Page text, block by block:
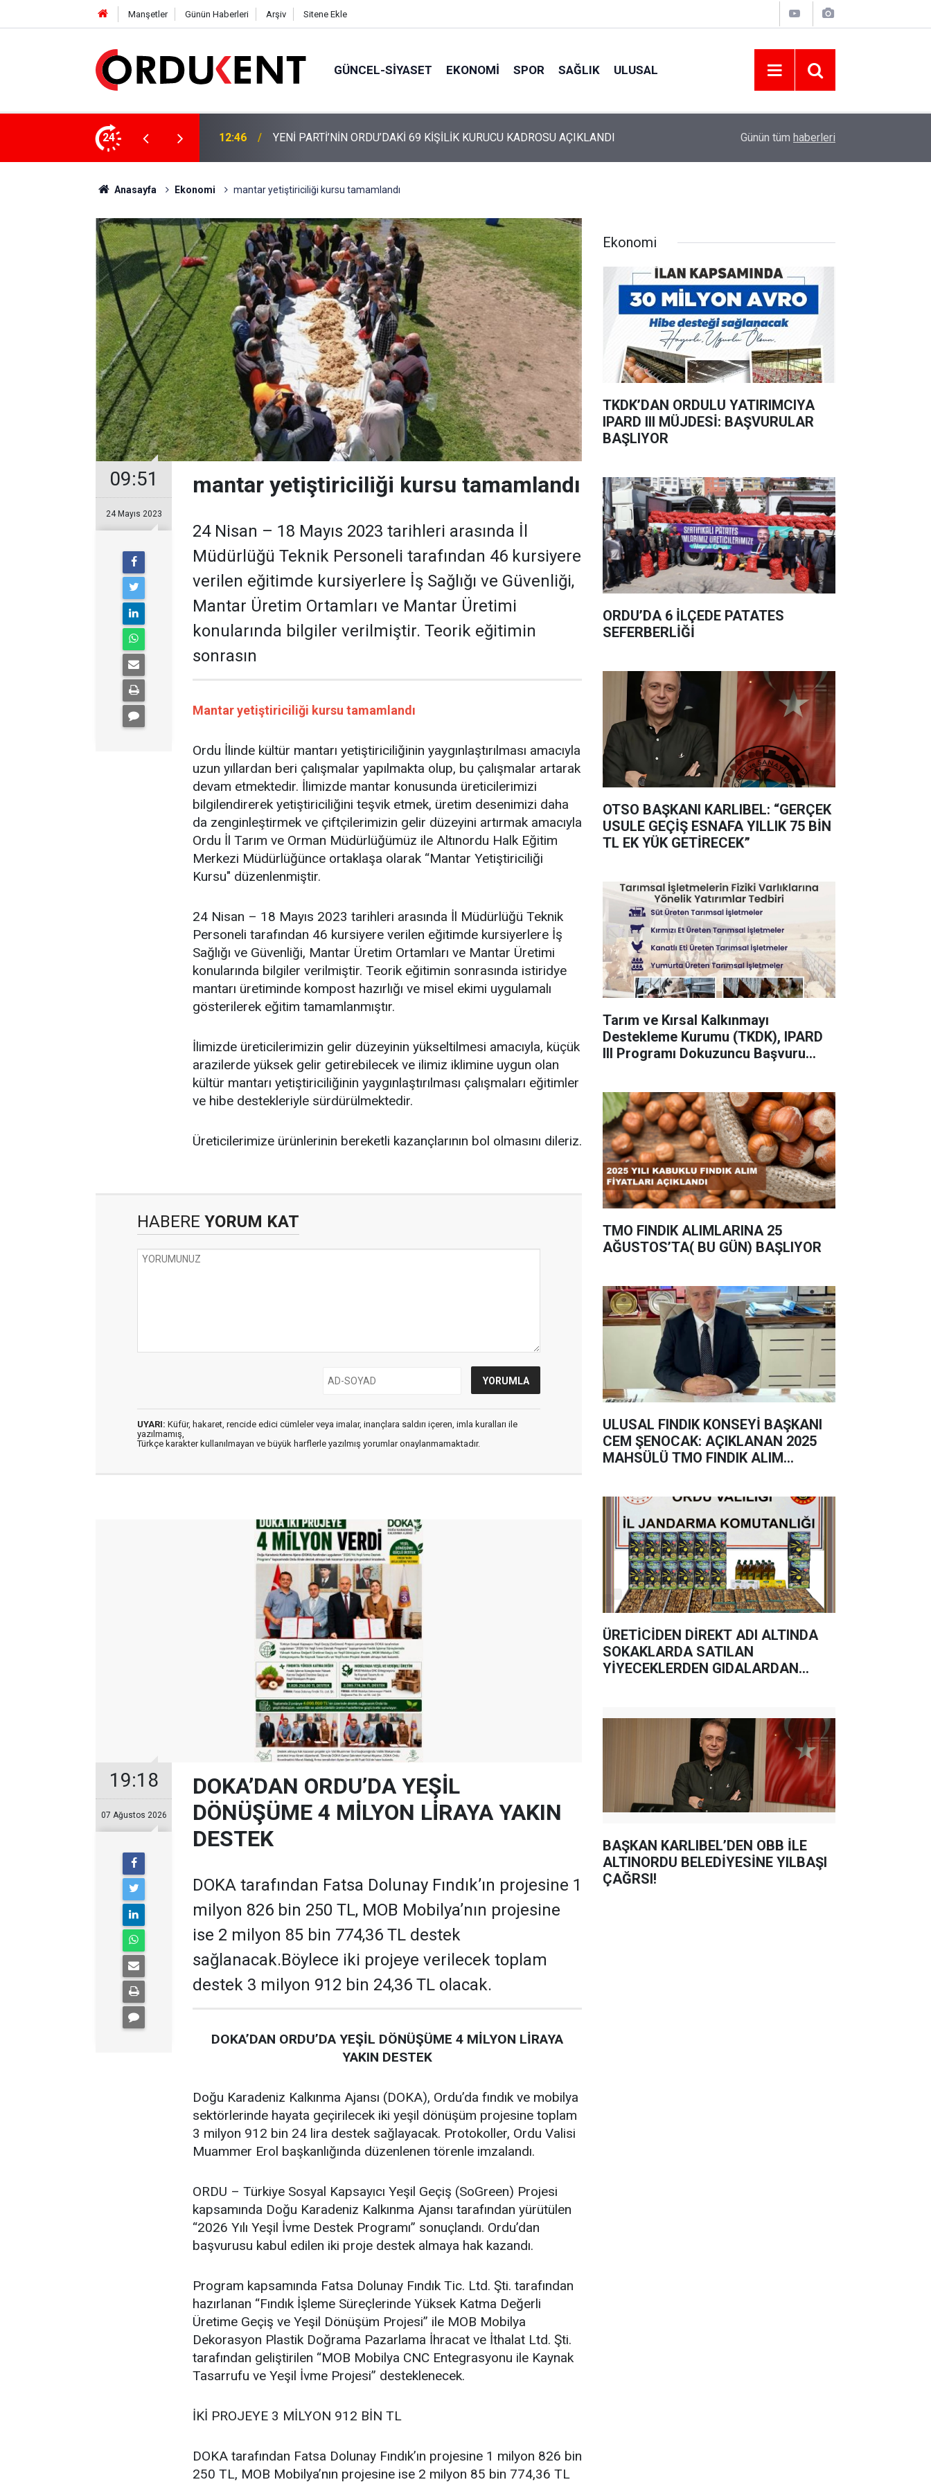
Manşetler Günün Haberleri Arşiv Sitene Ekle
GÜNCEL-SIYASET EKONOMI SPOR SAĞLIK ULUSAL
24
4 MİLYON LİRAYA YAKIN DESTEK 12:46 YENİ PARTİ’NİN ORDU’DAKİ 69 KİŞİLİK KURUCU KADROSU AÇIKLANDI YENİ PARTİ ALTINORDU’DA KURUCU
Günün tüm haberleri
Anasayfa Ekonomi mantar yetiştiriciliği kursu tamamlandı
09:51
24 Mayıs 2023
mantar yetiştiriciliği kursu tamamlandı
24 Nisan – 18 Mayıs 2023 tarihleri arasında İl
Müdürlüğü Teknik Personeli tarafından 46 kursiyere
verilen eğitimde kursiyerlere İş Sağlığı ve Güvenliği,
Mantar Üretim Ortamları ve Mantar Üretimi
konularında bilgiler verilmiştir. Teorik eğitimin
sonrasın
Mantar yetiştiriciliği kursu tamamlandı
Ordu İlinde kültür mantarı yetiştiriciliğinin yaygınlaştırılması amacıyla
uzun yıllardan beri çalışmalar yapılmakta olup, bu çalışmalar artarak
devam etmektedir. İlimizde mantar konusunda üreticilerimizi
bilgilendirerek yetiştiriciliğini teşvik etmek, üretim desenimizi daha
da zenginleştirmek ve çiftçilerimizin gelir düzeyini artırmak amacıyla
Ordu İl Tarım ve Orman Müdürlüğümüz ile Altınordu Halk Eğitim
Merkezi Müdürlüğünce ortaklaşa olarak “Mantar Yetiştiriciliği
Kursu" düzenlenmiştir.
24 Nisan – 18 Mayıs 2023 tarihleri arasında İl Müdürlüğü Teknik
Personeli tarafından 46 kursiyere verilen eğitimde kursiyerlere İş
Sağlığı ve Güvenliği, Mantar Üretim Ortamları ve Mantar Üretimi
konularında bilgiler verilmiştir. Teorik eğitimin sonrasında istiridye
mantarı üretiminde kompost hazırlığı ve misel ekimi uygulamalı
gösterilerek eğitim tamamlanmıştır.
İlimizde üreticilerimizin gelir düzeyinin yükseltilmesi amacıyla, küçük
arazilerde yüksek gelir getirebilecek ve ilimiz iklimine uygun olan
kültür mantarı yetiştiriciliğinin yaygınlaştırılması çalışmaları eğitimler
ve hibe destekleriyle sürdürülmektedir.
Üreticilerimize ürünlerinin bereketli kazançlarının bol olmasını dileriz.
HABERE YORUM KAT
UYARI: Küfür, hakaret, rencide edici cümleler veya imalar, inançlara saldırı içeren, imla kuralları ile
yazılmamış,
Türkçe karakter kullanılmayan ve büyük harflerle yazılmış yorumlar onaylanmamaktadır.
19:18
07 Ağustos 2026
DOKA’DAN ORDU’DA YEŞİL
DÖNÜŞÜME 4 MİLYON LİRAYA YAKIN
DESTEK
DOKA tarafından Fatsa Dolunay Fındık’ın projesine 1
milyon 826 bin 250 TL, MOB Mobilya’nın projesine
ise 2 milyon 85 bin 774,36 TL destek
sağlanacak.Böylece iki projeye verilecek toplam
destek 3 milyon 912 bin 24,36 TL olacak.
DOKA’DAN ORDU’DA YEŞİL DÖNÜŞÜME 4 MİLYON LİRAYA
YAKIN DESTEK
Doğu Karadeniz Kalkınma Ajansı (DOKA), Ordu’da fındık ve mobilya
sektörlerinde hayata geçirilecek iki yeşil dönüşüm projesine toplam
3 milyon 912 bin 24 lira destek sağlayacak. Protokoller, Ordu Valisi
Muammer Erol başkanlığında düzenlenen törenle imzalandı.
ORDU – Türkiye Sosyal Kapsayıcı Yeşil Geçiş (SoGreen) Projesi
kapsamında Doğu Karadeniz Kalkınma Ajansı tarafından yürütülen
“2026 Yılı Yeşil İvme Destek Programı” sonuçlandı. Ordu’dan
başvurusu kabul edilen iki proje destek almaya hak kazandı.
Program kapsamında Fatsa Dolunay Fındık Tic. Ltd. Şti. tarafından
hazırlanan “Fındık İşleme Süreçlerinde Yüksek Katma Değerli
Üretime Geçiş ve Yeşil Dönüşüm Projesi” ile MOB Mobilya
Dekorasyon Plastik Doğrama Pazarlama İhracat ve İthalat Ltd. Şti.
tarafından geliştirilen “MOB Mobilya CNC Entegrasyonu ile Kaynak
Tasarrufu ve Yeşil İvme Projesi” desteklenecek.
İKİ PROJEYE 3 MİLYON 912 BİN TL
DOKA tarafından Fatsa Dolunay Fındık’ın projesine 1 milyon 826 bin
250 TL, MOB Mobilya’nın projesine ise 2 milyon 85 bin 774,36 TL
Ekonomi
TKDK’DAN ORDULU YATIRIMCIYA
IPARD III MÜJDESİ: BAŞVURULAR
BAŞLIYOR
ORDU’DA 6 İLÇEDE PATATES
SEFERBERLİĞİ
OTSO BAŞKANI KARLIBEL: “GERÇEK
USULE GEÇİŞ ESNAFA YILLIK 75 BİN
TL EK YÜK GETİRECEK”
Tarım ve Kırsal Kalkınmayı
Destekleme Kurumu (TKDK), IPARD
III Programı Dokuzuncu Başvuru
TMO FINDIK ALIMLARINA 25
AĞUSTOS’TA( BU GÜN) BAŞLIYOR
ULUSAL FINDIK KONSEYİ BAŞKANI
CEM ŞENOCAK: AÇIKLANAN 2025
MAHSÜLÜ TMO FINDIK ALIM
ÜRETİCİDEN DİREKT ADI ALTINDA
SOKAKLARDA SATILAN
YİYECEKLERDEN GIDALARDAN
BAŞKAN KARLIBEL’DEN OBB İLE
ALTINORDU BELEDİYESİNE YILBAŞI
ÇAĞRSI!